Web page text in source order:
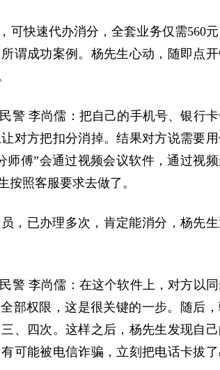
可快速代办消分，全套业务仅需560
谓成功案例。杨先生心动，随即点
警 李尚儒：把自己的手机号、银行
对方把扣分消掉。结果对方说需要
师傅”会通过视频会议软件，通过视
按照客服要求去做了。
，已办理多次，肯定能消分，杨先
警 李尚儒：在这个软件上，对方以
部权限，这是很关键的一步。随后
、四次。这样之后，杨先生发现自
可能被电信诈骗，立刻把电话卡拔